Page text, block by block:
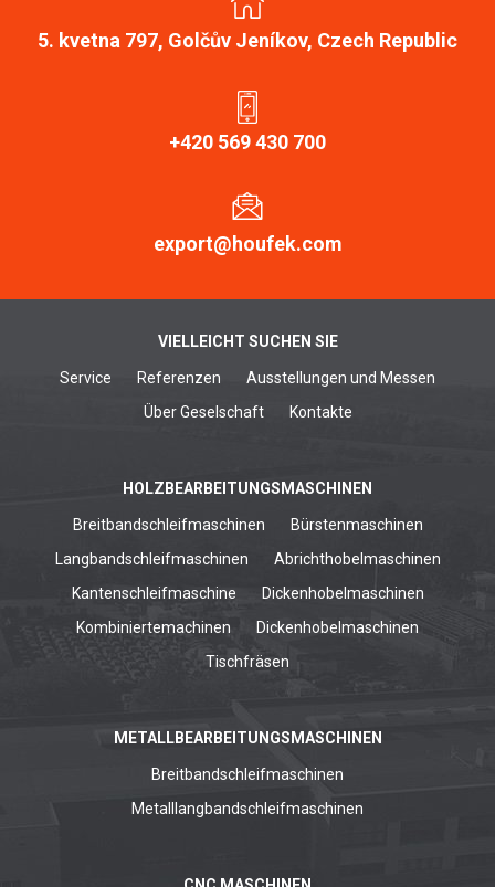
5. kvetna 797, Golčův Jeníkov, Czech Republic
+420 569 430 700
export@houfek.com
VIELLEICHT SUCHEN SIE
Service Referenzen
Ausstellungen und Messen
Über Geselschaft
Kontakte
HOLZBEARBEITUNGSMASCHINEN
Breitbandschleifmaschinen
Bürstenmaschinen
Langbandschleifmaschinen
Abrichthobelmaschinen
Kantenschleifmaschine
Dickenhobelmaschinen
Kombiniertemachinen
Dickenhobelmaschinen
Tischfräsen
METALLBEARBEITUNGSMASCHINEN
Breitbandschleifmaschinen
Metalllangbandschleifmaschinen